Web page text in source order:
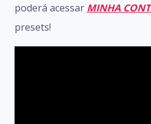
poderá acessar MINHA
presets!